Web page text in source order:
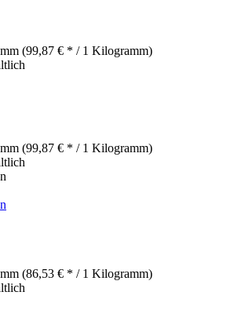
(99,87 € * / 1 Kilogramm)
(99,87 € * / 1 Kilogramm)
(86,53 € * / 1 Kilogramm)